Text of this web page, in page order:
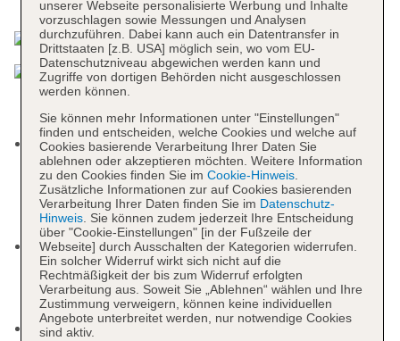
Das moderne Hotelkonzept von TUI BLUE ist
beliebt bei TUI Gästen aus verschiedenen
Ländern z.B. England, Deutschland oder
Skandinavien. Ein Hotelerlebnis mit modernem
Lifestyle und authentischen Erlebnissen.
Vor Ort im Hotel kümmern sich unsere
engagierten BLUE® Guides um das
Wohlbefinden unserer Gäste und beantworten
Fragen zum Hotel und der Umgebung.
Vor Anreise empfiehlt es sich, die umfangreiche
unserer Webseite personalisierte Werbung und Inhalte
vorzuschlagen sowie Messungen und Analysen
durchzuführen. Dabei kann auch ein Datentransfer in
Drittstaaten [z.B. USA] möglich sein, wo vom EU-
Datenschutzniveau abgewichen werden kann und
Zugriffe von dortigen Behörden nicht ausgeschlossen
werden können.
Sie können mehr Informationen unter "Einstellungen"
finden und entscheiden, welche Cookies und welche auf
Cookies basierende Verarbeitung Ihrer Daten Sie
ablehnen oder akzeptieren möchten. Weitere Information
zu den Cookies finden Sie im Cookie-Hinweis.
Zusätzliche Informationen zur auf Cookies basierenden
Verarbeitung Ihrer Daten finden Sie im Datenschutz-
Hinweis. Sie können zudem jederzeit Ihre Entscheidung
über "Cookie-Einstellungen" [in der Fußzeile der
Webseite] durch Ausschalten der Kategorien widerrufen.
Ein solcher Widerruf wirkt sich nicht auf die
Rechtmäßigkeit der bis zum Widerruf erfolgten
Verarbeitung aus. Soweit Sie „Ablehnen“ wählen und Ihre
Zustimmung verweigern, können keine individuellen
Angebote unterbreitet werden, nur notwendige Cookies
sind aktiv.